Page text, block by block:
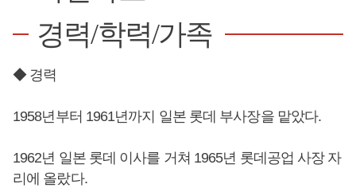
경력/학력/가족
◆ 경력
1958년부터 1961년까지 일본 롯데 부사장을 맡았다.
1962년 일본 롯데 이사를 거쳐 1965년 롯데공업 사장 자
리에 올랐다.